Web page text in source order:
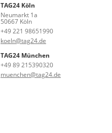
TAG24 Köln
Neumarkt 1a
50667 Köln
+49 221 98651990
koeln@tag24.de
TAG24 München
+49 89 215390320
muenchen@tag24.de